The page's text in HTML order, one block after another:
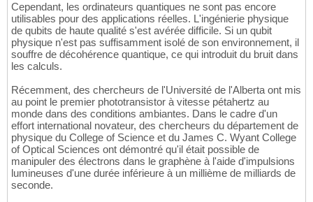
Cependant, les ordinateurs quantiques ne sont pas encore
utilisables pour des applications réelles. L'ingénierie physique
de qubits de haute qualité s'est avérée difficile. Si un qubit
physique n'est pas suffisamment isolé de son environnement, il
souffre de décohérence quantique, ce qui introduit du bruit dans
les calculs.
Récemment, des chercheurs de l'Université de l'Alberta ont mis
au point le premier phototransistor à vitesse pétahertz au
monde dans des conditions ambiantes. Dans le cadre d'un
effort international novateur, des chercheurs du département de
physique du College of Science et du James C. Wyant College
of Optical Sciences ont démontré qu'il était possible de
manipuler des électrons dans le graphène à l'aide d'impulsions
lumineuses d'une durée inférieure à un millième de milliards de
seconde.